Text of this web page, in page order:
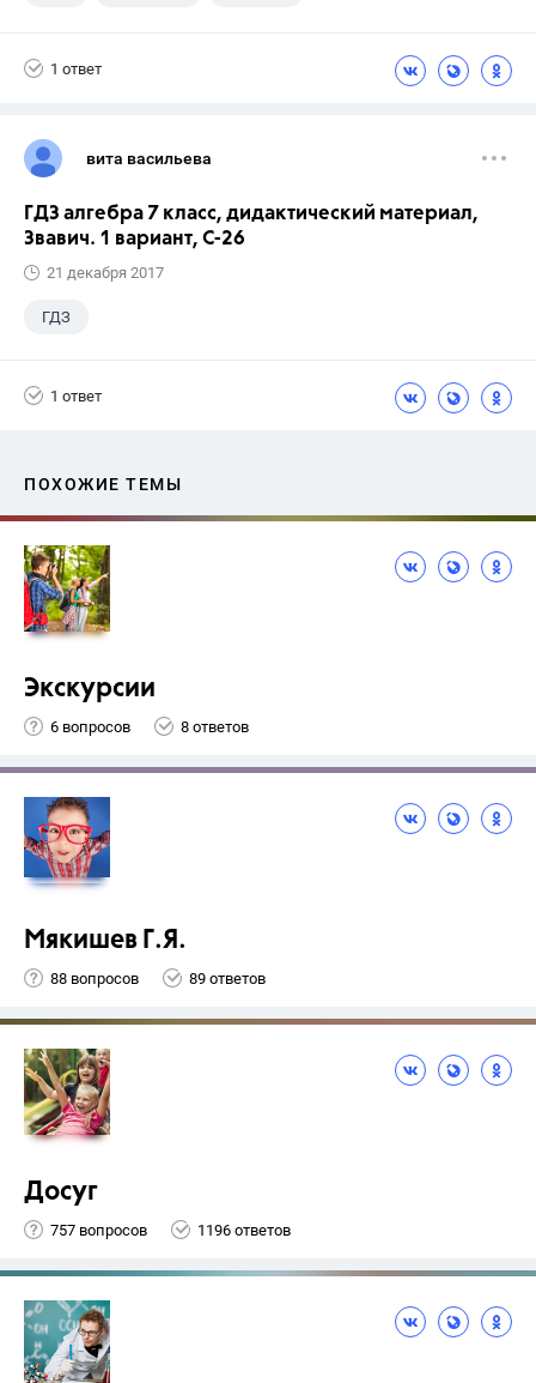
1 ответ
вита васильева
ГДЗ алгебра 7 класс, дидактический материал,
Звавич. 1 вариант, С-26
21 декабря 2017
ГДЗ
1 ответ
ПОХОЖИЕ ТЕМЫ
Экскурсии
6 вопросов 8 ответов
Мякишев Г.Я.
88 вопросов 89 ответов
Досуг
757 вопросов 1196 ответов